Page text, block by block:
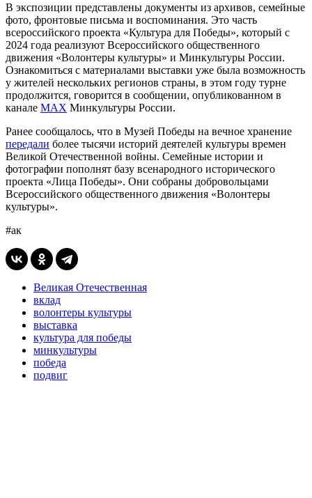
В экспозиции представлены документы из архивов, семейные
фото, фронтовые письма и воспоминания. Это часть
всероссийского проекта «Культура для Победы», который с
2024 года реализуют Всероссийского общественного
движения «Волонтеры культуры» и Минкультуры России.
Ознакомиться с материалами выставки уже была возможность
у жителей нескольких регионов страны, в этом году турне
продолжится, говорится в сообщении, опубликованном в
канале MAX Минкультуры России.
Ранее сообщалось, что в Музей Победы на вечное хранение
передали более тысячи историй деятелей культуры времен
Великой Отечественной войны. Семейные истории и
фотографии пополнят базу всенародного исторического
проекта «Лица Победы». Они собраны добровольцами
Всероссийского общественного движения «Волонтеры
культуры».
#ак
Великая Отечественная
вклад
волонтеры культуры
выставка
культура для победы
минкультуры
победа
подвиг